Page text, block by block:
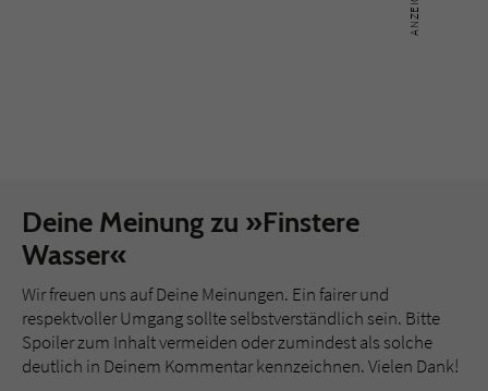
Deine Meinung zu »Finstere
Wasser«
Wir freuen uns auf Deine Meinungen. Ein fairer und
respektvoller Umgang sollte selbstverständlich sein. Bitte
Spoiler zum Inhalt vermeiden oder zumindest als solche
deutlich in Deinem Kommentar kennzeichnen. Vielen Dank!